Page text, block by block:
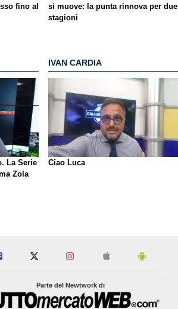
fino al
si muove: la punta rinnova per due
stagioni
La Serie
Zola
IVAN CARDIA
Ciao Luca
Parte del Newtwork di